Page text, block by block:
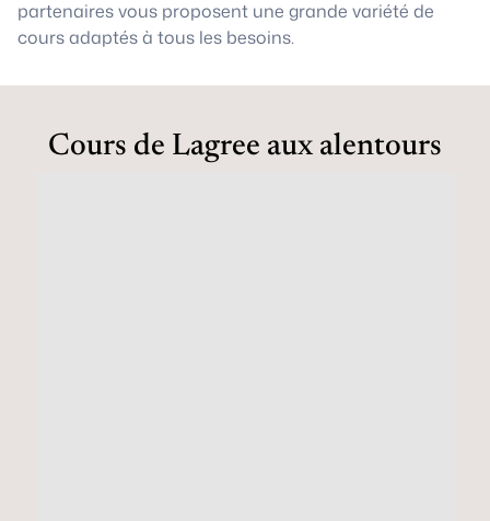
partenaires vous proposent une grande variété de
cours adaptés à tous les besoins.
Cours de Lagree aux alentours